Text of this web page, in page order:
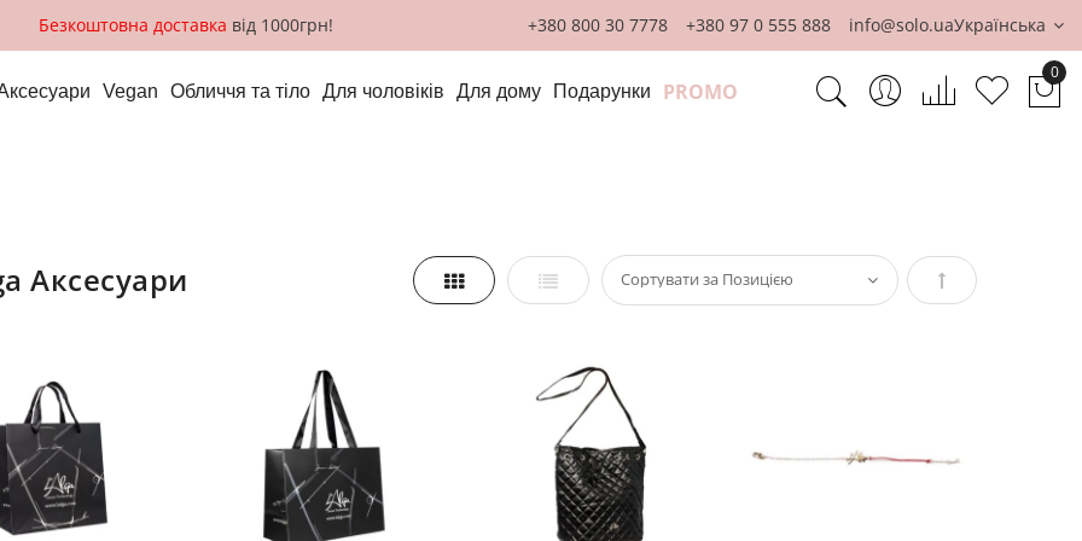
Безкоштовна доставка від 1000грн! +380 800 30 7778 +380 97 0 555 888 info@solo.uaУкраїнська
Vegan Обличчя та тіло Для чоловіків Для дому Подарунки PROMO
0
Аксесуари Таблиця Список
Сортувати